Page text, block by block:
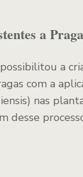
a
a
com a
nas
desse